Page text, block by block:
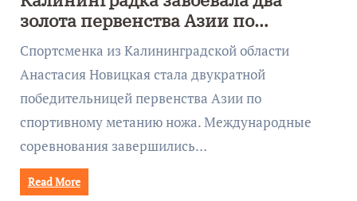
золота первенства Азии по
метанию ножа
Спортсменка из Калининградской области
Анастасия Новицкая стала двукратной
победительницей первенства Азии по
спортивному метанию ножа. Международные
соревнования завершились…
Read More